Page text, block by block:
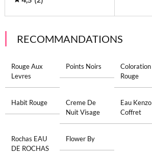
RECOMMANDATIONS
Rouge Aux
Levres
Points Noirs
Coloration
Rouge
Habit Rouge
Creme De
Nuit Visage
Eau Kenzo
Coffret
Rochas EAU
DE ROCHAS
Flower By